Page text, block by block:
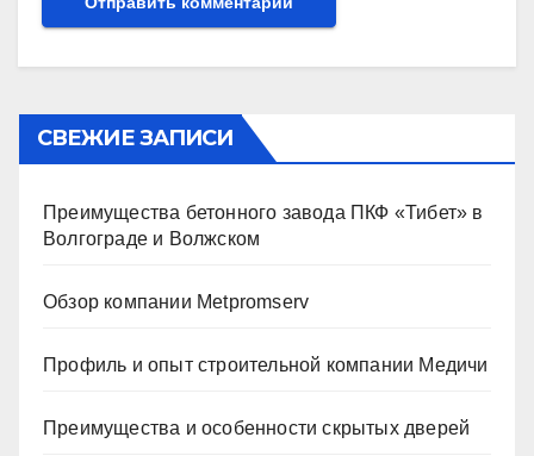
СВЕЖИЕ ЗАПИСИ
Преимущества бетонного завода ПКФ «Тибет» в
Волгограде и Волжском
Обзор компании Metpromserv
Профиль и опыт строительной компании Медичи
Преимущества и особенности скрытых дверей